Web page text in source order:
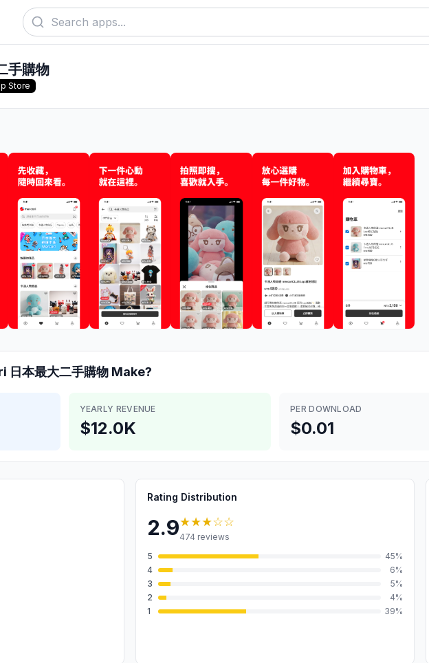
手購物
Store
日本最大二手購物 Make?
YEARLY REVENUE
$12.0K
PER DOWNLOAD
$0.01
Rating Distribution
2.9★★★☆☆
474 reviews
5
45%
4
6%
3
5%
2
4%
1
39%